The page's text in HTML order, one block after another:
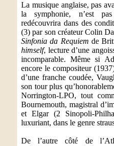
La musique anglaise, pas
la symphonie, n’est
redécouvrira dans des
(3) par son créateur Colin
Sinfonia da Requiem de
himself, lecture d’une
incomparable. Même si
encore le compositeur
d’une franche coudée,
son tour plus
Norrington-LPO, tout
Bournemouth, magistral
et Elgar (2 Sinopoli-
luxuriant, dans le genre
De l’autre côté de